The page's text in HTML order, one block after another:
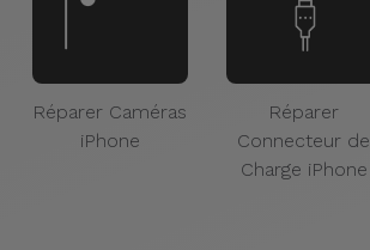
Réparer Caméras
iPhone
Réparer
Connecteur de
Charge iPhone